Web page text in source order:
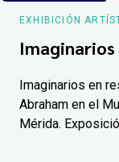
EXHIBICIÓN
Imaginarios en
Abraham en el
Mérida.